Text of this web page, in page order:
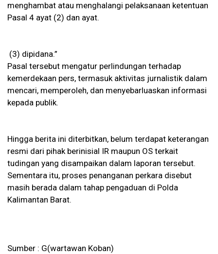
menghambat atau menghalangi pelaksanaan ketentuan
Pasal 4 ayat (2) dan ayat.
(3) dipidana.”
Pasal tersebut mengatur perlindungan terhadap
kemerdekaan pers, termasuk aktivitas jurnalistik dalam
mencari, memperoleh, dan menyebarluaskan informasi
kepada publik.
Hingga berita ini diterbitkan, belum terdapat keterangan
resmi dari pihak berinisial IR maupun OS terkait
tudingan yang disampaikan dalam laporan tersebut.
Sementara itu, proses penanganan perkara disebut
masih berada dalam tahap pengaduan di Polda
Kalimantan Barat.
Sumber : G(wartawan Koban)